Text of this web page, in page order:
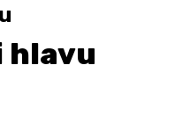
hlavu